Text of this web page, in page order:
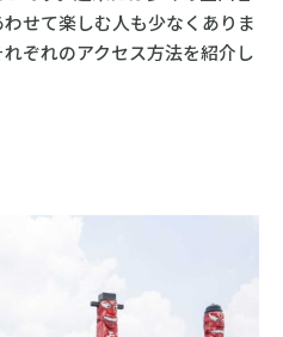
せて楽しむ人も少なくありま
ぞれのアクセス方法を紹介し